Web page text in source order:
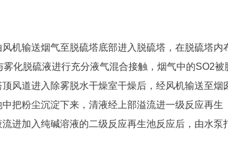
机输送烟气至脱硫塔底部进入脱硫塔，在脱硫塔内
化脱硫液进行充分液气混合接触，烟气中的SO2被
风道进入除雾脱水干燥室干燥后，经风机输送至烟
把粉尘沉淀下来，清液经上部溢流进一级反应再生
进加入纯碱溶液的二级反应再生池反应后，由水泵